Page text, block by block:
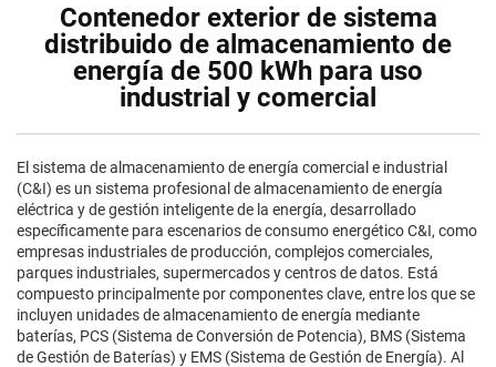
Contenedor exterior de sistema
distribuido de almacenamiento de
energía de 500 kWh para uso
industrial y comercial
El sistema de almacenamiento de energía comercial e industrial
(C&I) es un sistema profesional de almacenamiento de energía
eléctrica y de gestión inteligente de la energía, desarrollado
específicamente para escenarios de consumo energético C&I, como
empresas industriales de producción, complejos comerciales,
parques industriales, supermercados y centros de datos. Está
compuesto principalmente por componentes clave, entre los que se
incluyen unidades de almacenamiento de energía mediante
baterías, PCS (Sistema de Conversión de Potencia), BMS (Sistema
de Gestión de Baterías) y EMS (Sistema de Gestión de Energía). Al